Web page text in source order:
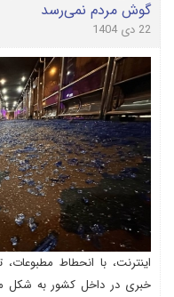
گوش مردم نمی‌رسد
22 دی 1404
اینترنت، با انحطاط
خبری در داخل کشور به شکل